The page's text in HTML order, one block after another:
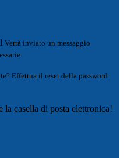
Verrà inviato un messaggio
Effettua il reset della password
casella di posta elettronica!